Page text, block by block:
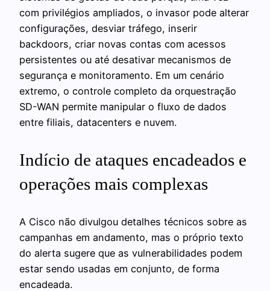
com privilégios ampliados, o invasor pode alterar
configurações, desviar tráfego, inserir
backdoors, criar novas contas com acessos
persistentes ou até desativar mecanismos de
segurança e monitoramento. Em um cenário
extremo, o controle completo da orquestração
SD-WAN permite manipular o fluxo de dados
entre filiais, datacenters e nuvem.
Indício de ataques encadeados e
operações mais complexas
A Cisco não divulgou detalhes técnicos sobre as
campanhas em andamento, mas o próprio texto
do alerta sugere que as vulnerabilidades podem
estar sendo usadas em conjunto, de forma
encadeada.